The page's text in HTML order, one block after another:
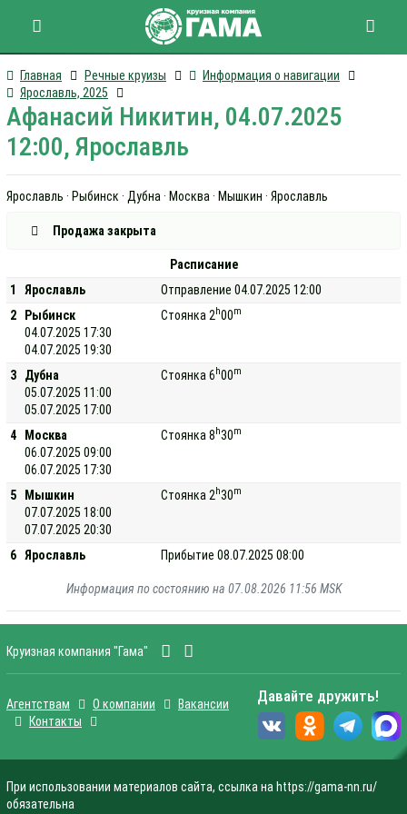
Главная Речные круизы
Информация о навигации
Ярославль, 2025
Афанасий Никитин, 04.07.2025
12:00, Ярославль
Ярославль · Рыбинск · Дубна · Москва · Мышкин · Ярославль
Продажа закрыта
Расписание
1
Ярославль
Отправление 04.07.2025 12:00
2
Рыбинск
04.07.2025 17:30
04.07.2025 19:30
Стоянка 2 h00m
3
Дубна
05.07.2025 11:00
05.07.2025 17:00
Стоянка 6 h00m
4
Москва
06.07.2025 09:00
06.07.2025 17:30
Стоянка 8 h30m
5
Мышкин
07.07.2025 18:00
07.07.2025 20:30
Стоянка 2 h30m
6 Ярославль Прибытие 08.07.2025 08:00
Информация по состоянию на 07.08.2026 11:56 MSK
Круизная компания "Гама"
Агентствам О компании
Вакансии
Контакты
Давайте дружить!
При использовании материалов сайта, ссылка на https://gama-nn.ru/
обязательна